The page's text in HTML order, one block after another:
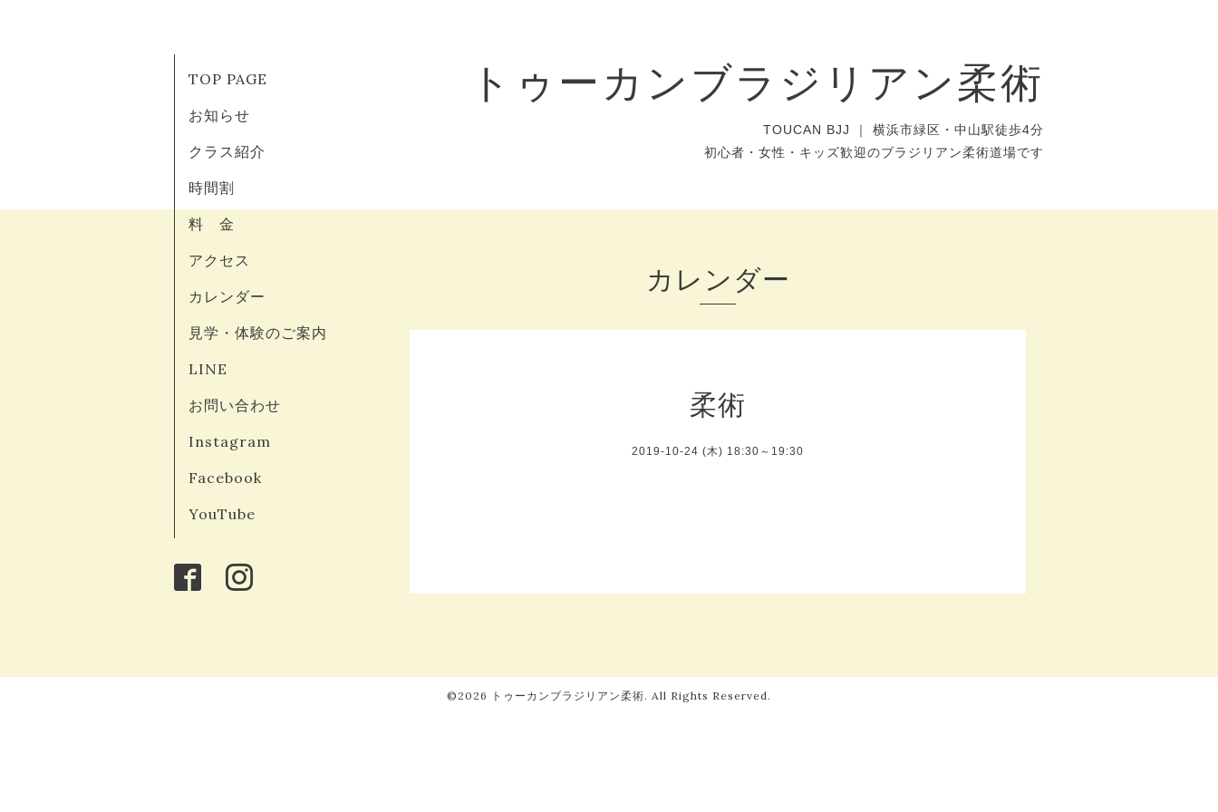
トゥーカンブラジリアン柔術
TOUCAN BJJ ｜ 横浜市緑区・中山駅徒歩4分
初心者・女性・キッズ歓迎のブラジリアン柔術道場です
TOP PAGE
お知らせ
クラス紹介
時間割
料 金
アクセス
カレンダー
見学・体験のご案内
LINE
お問い合わせ
Instagram
Facebook
YouTube
カレンダー
柔術
2019-10-24 (木) 18:30～19:30
©2026 トゥーカンブラジリアン柔術. All Rights Reserved.